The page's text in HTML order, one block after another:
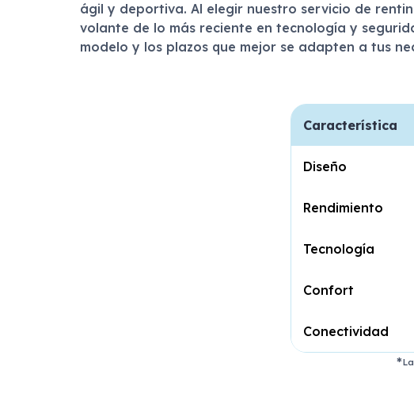
ágil y deportiva. Al elegir nuestro servicio de
volante de lo más reciente en tecnología y
modelo y los plazos que mejor se adapten a tus
Característica
Diseño
Rendimiento
Tecnología
Confort
Conectividad